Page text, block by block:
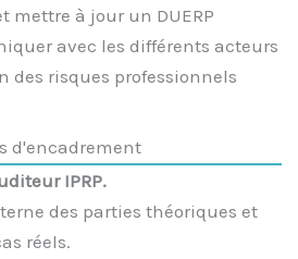
mettre à jour un DUERP
avec les différents acteurs
des risques professionnels
d'encadrement
IPRP.
des parties théoriques et
réels.